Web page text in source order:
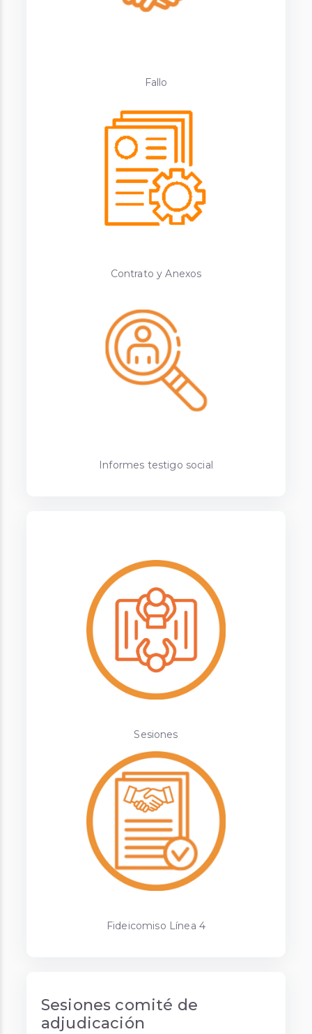
Fallo
Contrato y Anexos
Informes testigo social
Sesiones
Fideicomiso Línea 4
Sesiones comité de
adjudicación